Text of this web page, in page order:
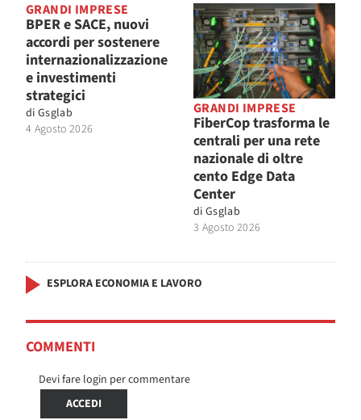
GRANDI IMPRESE
BPER e SACE, nuovi
accordi per sostenere
internazionalizzazione
e investimenti
strategici
di Gsglab
4 Agosto 2026
GRANDI IMPRESE
FiberCop trasforma le
centrali per una rete
nazionale di oltre
cento Edge Data
Center
di Gsglab
3 Agosto 2026
ESPLORA ECONOMIA E LAVORO
COMMENTI
Devi fare login per commentare
ACCEDI